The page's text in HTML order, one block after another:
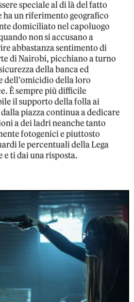
speciale al di là del fatto
ha un riferimento geografico
domiciliato nel capoluogo
non si accusano a
abbastanza sentimento di
di Nairobi, picchiano a turno
della banca ed
dell’omicidio della loro
È sempre più difficile
il supporto della folla ai
piazza continua a dedicare
a dei ladri neanche tanto
fotogenici e piuttosto
le percentuali della Lega
ti dai una risposta.